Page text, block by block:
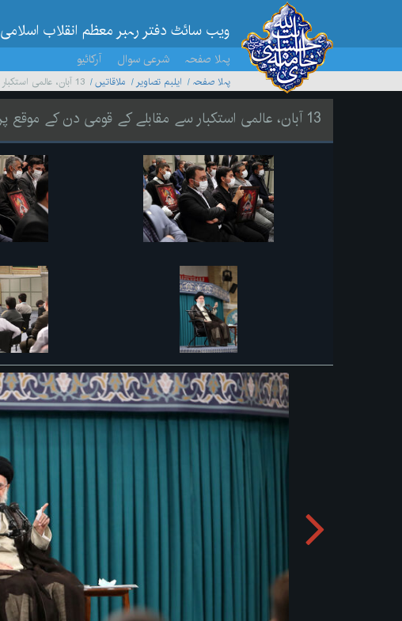
ویب سائٹ دفتر رہبر معظم انقلاب اسلامی
پہلا صفحہ شرعی سوال آرکائیو
پہلا صفحہ ایلبم تصاویر ملاقاتیں 13 آبان، عالمی استکبار سے مقابلے کے قومی دن کے موقع پر خطاب
13 آبان، عالمی استکبار سے مقابلے کے قومی دن کے موقع پر خطاب